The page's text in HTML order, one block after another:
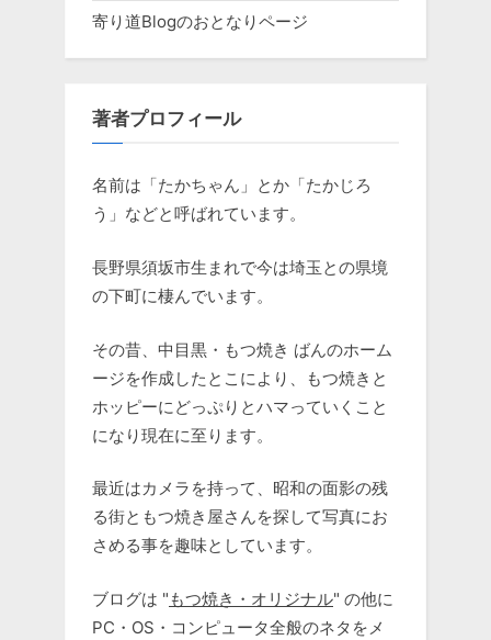
寄り道Blogのおとなりページ
著者プロフィール
名前は「たかちゃん」とか「たかじろ
う」などと呼ばれています。
長野県須坂市生まれで今は埼玉との県境
の下町に棲んでいます。
その昔、中目黒・もつ焼き ばんのホーム
ージを作成したとこにより、もつ焼きと
ホッピーにどっぷりとハマっていくこと
になり現在に至ります。
最近はカメラを持って、昭和の面影の残
る街ともつ焼き屋さんを探して写真にお
さめる事を趣味としています。
ブログは " もつ焼き・オリジナル" の他に
PC・OS・コンピュータ全般のネタをメ